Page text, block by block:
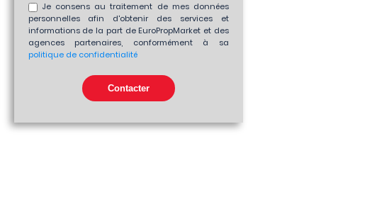
Je consens au traitement de mes données
personnelles afin d'obtenir des services et
informations de la part de EuroPropMarket et des
agences partenaires, conformément à sa
politique de confidentialité